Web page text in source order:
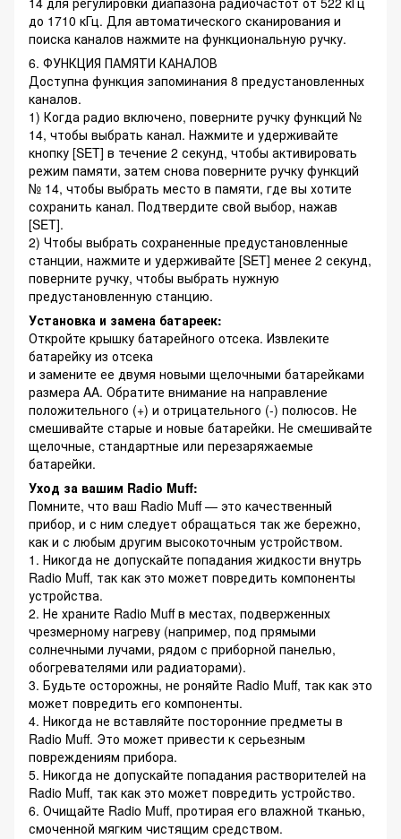
до 1710 кГц. Для автоматического сканирования и
поиска каналов нажмите на функциональную ручку.
6. ФУНКЦИЯ ПАМЯТИ КАНАЛОВ
Доступна функция запоминания 8 предустановленных
каналов.
1) Когда радио включено, поверните ручку функций №
14, чтобы выбрать канал. Нажмите и удерживайте
кнопку [SET] в течение 2 секунд, чтобы активировать
режим памяти, затем снова поверните ручку функций
№ 14, чтобы выбрать место в памяти, где вы хотите
сохранить канал. Подтвердите свой выбор, нажав
[SET].
2) Чтобы выбрать сохраненные предустановленные
станции, нажмите и удерживайте [SET] менее 2 секунд,
поверните ручку, чтобы выбрать нужную
предустановленную станцию.
Установка и замена батареек:
Откройте крышку батарейного отсека. Извлеките
батарейку из отсека
и замените ее двумя новыми щелочными батарейками
размера AA. Обратите внимание на направление
положительного (+) и отрицательного (-) полюсов. Не
смешивайте старые и новые батарейки. Не смешивайте
щелочные, стандартные или перезаряжаемые
батарейки.
Уход за вашим Radio Muff:
Помните, что ваш Radio Muff — это качественный
прибор, и с ним следует обращаться так же бережно,
как и с любым другим высокоточным устройством.
1. Никогда не допускайте попадания жидкости внутрь
Radio Muff, так как это может повредить компоненты
устройства.
2. Не храните Radio Muff в местах, подверженных
чрезмерному нагреву (например, под прямыми
солнечными лучами, рядом с приборной панелью,
обогревателями или радиаторами).
3. Будьте осторожны, не роняйте Radio Muff, так как это
может повредить его компоненты.
4. Никогда не вставляйте посторонние предметы в
Radio Muff. Это может привести к серьезным
повреждениям прибора.
5. Никогда не допускайте попадания растворителей на
Radio Muff, так как это может повредить устройство.
6. Очищайте Radio Muff, протирая его влажной тканью,
смоченной мягким чистящим средством.